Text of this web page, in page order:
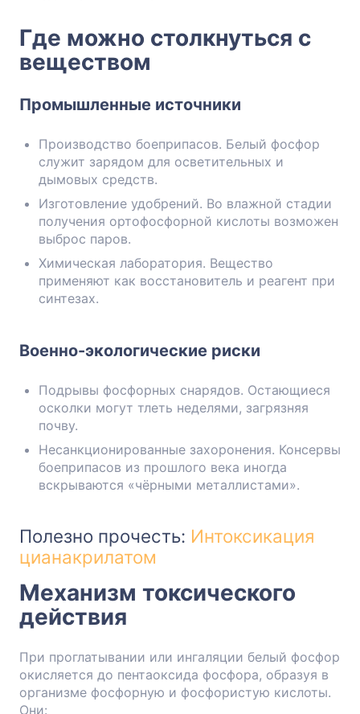
Где можно столкнуться с
веществом
Промышленные источники
Производство боеприпасов. Белый фосфор
служит зарядом для осветительных и
дымовых средств.
Изготовление удобрений. Во влажной стадии
получения ортофосфорной кислоты возможен
выброс паров.
Химическая лаборатория. Вещество
применяют как восстановитель и реагент при
синтезах.
Военно-экологические риски
Подрывы фосфорных снарядов. Остающиеся
осколки могут тлеть неделями, загрязняя
почву.
Несанкционированные захоронения. Консервы
боеприпасов из прошлого века иногда
вскрываются «чёрными металлистами».
Полезно прочесть: Интоксикация
цианакрилатом
Механизм токсического
действия
При проглатывании или ингаляции белый фосфор
окисляется до пентаоксида фосфора, образуя в
организме фосфорную и фосфористую кислоты.
Они: